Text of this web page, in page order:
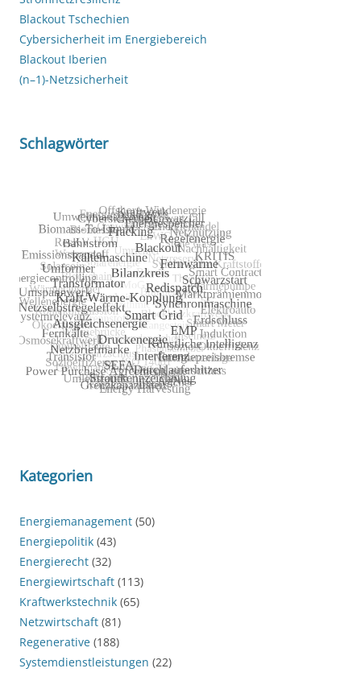
Blackout Tschechien
Cybersicherheit im Energiebereich
Blackout Iberien
(n–1)-Netzsicherheit
Schlagwörter
Kategorien
Energiemanagement (50)
Energiepolitik (43)
Energierecht (32)
Energiewirtschaft (113)
Kraftwerkstechnik (65)
Netzwirtschaft (81)
Regenerative (188)
Systemdienstleistungen (22)